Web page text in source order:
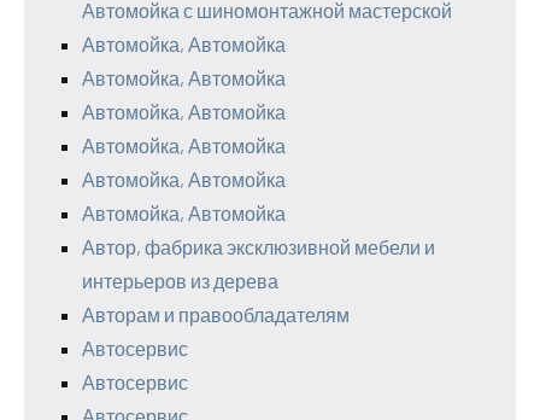
Автомойка с шиномонтажной мастерской
Автомойка, Автомойка
Автомойка, Автомойка
Автомойка, Автомойка
Автомойка, Автомойка
Автомойка, Автомойка
Автомойка, Автомойка
Автор, фабрика эксклюзивной мебели и
интерьеров из дерева
Авторам и правообладателям
Автосервис
Автосервис